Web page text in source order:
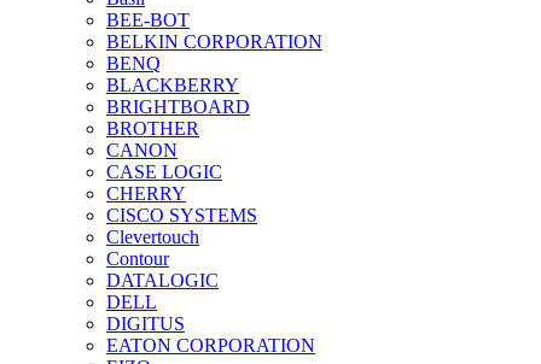
BEE-BOT
BELKIN CORPORATION
BENQ
BLACKBERRY
BRIGHTBOARD
BROTHER
CANON
CASE LOGIC
CHERRY
CISCO SYSTEMS
Clevertouch
Contour
DATALOGIC
DELL
DIGITUS
EATON CORPORATION